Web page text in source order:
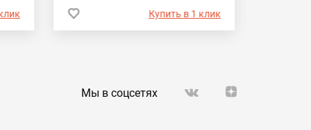
Купить в 1 клик
Мы в соцсетях